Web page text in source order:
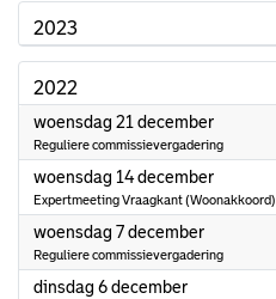
2023
2022
woensdag 21 december2022
Reguliere commissievergadering
woensdag 14 december2022
Expertmeeting Vraagkant (Woonakkoord)
woensdag 7 december2022
Reguliere commissievergadering
dinsdag 6 december2022